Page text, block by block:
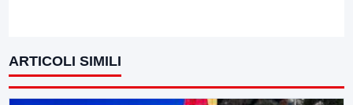
ARTICOLI SIMILI